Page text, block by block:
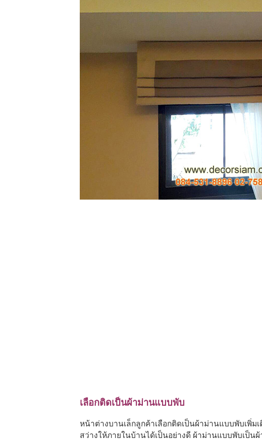
เลือกติดเป็นผ้าม่านแบบพับ
หน้าต่างบานเล็กลูกค้าเลือกติดเป็นผ้าม่านแบบพับเพิ่ม
สว่างให้ภายในบ้านได้เป็นอย่างดี ผ้าม่านแบบพับเป็